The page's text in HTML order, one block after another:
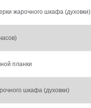
жарочного шкафа (духовки)
планки
шкафа (духовки)